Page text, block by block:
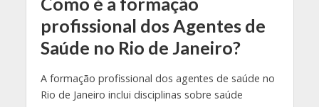
profissional dos Agentes de
Saúde no Rio de Janeiro?
A formação profissional dos agentes de saúde no
Rio de Janeiro inclui disciplinas sobre saúde